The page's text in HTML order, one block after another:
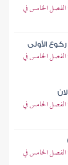
الفصل الخامس في
الأولى
الفصل الخامس في
الفصل الخامس في
الفصل الخامس في